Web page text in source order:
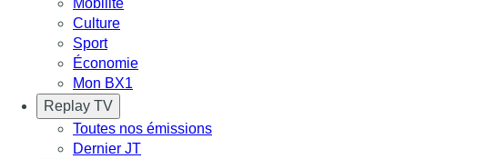
Culture
Sport
Économie
Mon BX1
Replay TV
Toutes nos émissions
Dernier JT